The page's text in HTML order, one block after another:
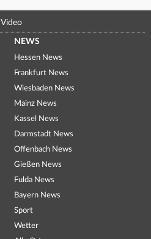
Video
NEWS
Hessen News
Frankfurt News
Wiesbaden News
Mainz News
Kassel News
Darmstadt News
Offenbach News
Gießen News
Fulda News
Bayern News
Sport
Wetter